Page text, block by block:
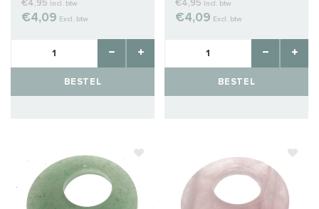
€4,95 Incl. btw
€4,09 Excl. btw
BESTEL
€4,95 Incl. btw
€4,09 Excl. btw
BESTEL